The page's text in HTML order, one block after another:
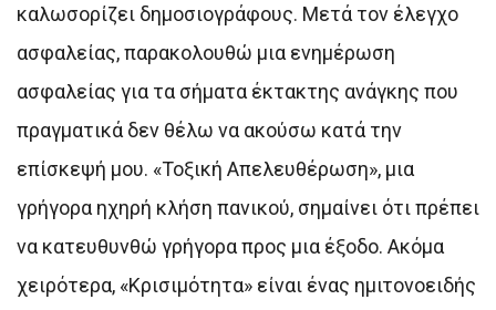
καλωσορίζει δημοσιογράφους. Μετά τον έλεγχο
ασφαλείας, παρακολουθώ μια ενημέρωση
ασφαλείας για τα σήματα έκτακτης ανάγκης που
πραγματικά δεν θέλω να ακούσω κατά την
επίσκεψή μου. «Τοξική Απελευθέρωση», μια
γρήγορα ηχηρή κλήση πανικού, σημαίνει ότι πρέπει
να κατευθυνθώ γρήγορα προς μια έξοδο. Ακόμα
χειρότερα, «Κρισιμότητα» είναι ένας ημιτονοειδής